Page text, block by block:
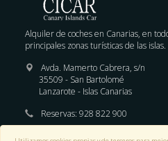
Alquiler de coches en Canarias, en
principales zonas turísticas de las islas.
Avda. Mamerto Cabrera, s/n
35509 - San Bartolomé
Lanzarote - Islas Canarias
Reservas: 928 822 900
E-mail :
reservas@cicar.com